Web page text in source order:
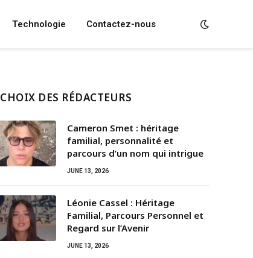
Technologie Contactez-nous
CHOIX DES RÉDACTEURS
Cameron Smet : héritage
familial, personnalité et
parcours d’un nom qui intrigue
JUNE 13, 2026
Léonie Cassel : Héritage
Familial, Parcours Personnel et
Regard sur l’Avenir
JUNE 13, 2026